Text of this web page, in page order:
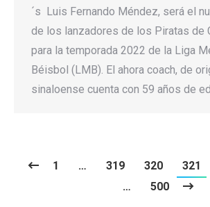
´s Luis Fernando Méndez, será el
de los lanzadores de los Piratas de
para la temporada 2022 de la Liga
Béisbol (LMB). El ahora coach, de
sinaloense cuenta con 59 años de
1 … 319 320 321
…
500